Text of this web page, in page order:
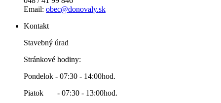
Email: obec@donovaly.sk
Kontakt
Stavebný úrad
Stránkové hodiny:
Pondelok - 07:30 - 14:00hod.
Piatok - 07:30 - 13:00hod.